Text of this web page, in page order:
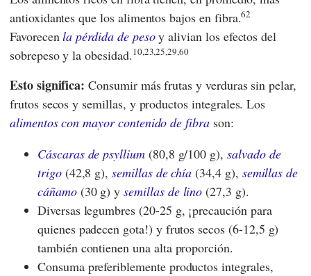
antioxidantes que los alimentos bajos en fibra.62
Favorecenla pérdida de pesoy alivian los efectos del
sobrepeso y la obesidad.10,23,25,29,60
Esto significa: Consumir más frutas y verduras sin pelar,
frutos secos y semillas, y productos integrales. Los
alimentos con mayor contenido de fibrason:
Cáscaras de psyllium(80,8 g/100 g),salvado de
trigo(42,8 g),semillas de chía (34,4 g), semillas de
cáñamo(30 g) ysemillas de lino (27,3 g).
Diversas legumbres (20-25 g, ¡precaución para
quienes padecen gota!) y frutos secos (6-12,5 g)
también contienen una alta proporción.
Consuma preferiblemente productos integrales,